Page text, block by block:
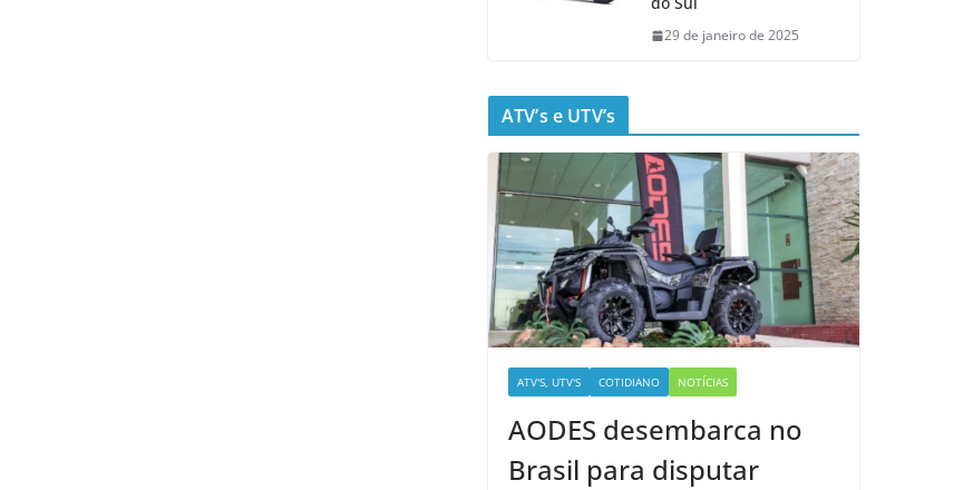
29 de janeiro de 2025
ATV’s e UTV’s
ATV'S, UTV'S COTIDIANO NOTÍCIAS
AODES desembarca no
Brasil para disputar